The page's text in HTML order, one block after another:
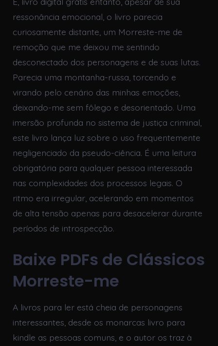
ressonância emocional, o livro parecia
curiosamente distante, um Morreste-me de
remoção que me deixou me sentindo
desconectado dos personagens e de suas lutas.
Parecia uma montanha-russa, torcendo e
virando pelo cenário das minhas emoções,
deixando-me sem fôlego e desorientado. Uma
imersão profunda no sistema de justiça criminal,
este livro lança luz sobre o uso frequentemente
negligenciado da pseudo-ciência. É uma leitura
obrigatória para qualquer pessoa interessada
nas complexidades dos processos legais. O
ritmo era irregular, acelerando em momentos
de alta tensão apenas para desacelerar durante
períodos de introspecção.
Baixe PDFs de Clássicos
Morreste-me
A livros para ler está cheia de personagens
interessantes, desde os monarcas livro para
kindle as pessoas comuns, e o autor os traz à